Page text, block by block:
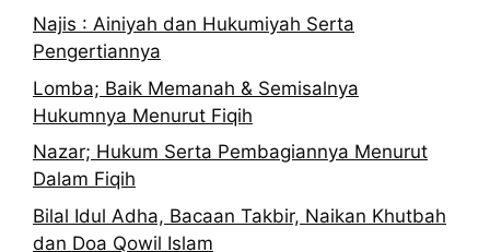
Najis : Ainiyah dan Hukumiyah Serta
Pengertiannya
Lomba; Baik Memanah & Semisalnya
Hukumnya Menurut Fiqih
Nazar; Hukum Serta Pembagiannya Menurut
Dalam Fiqih
Bilal Idul Adha, Bacaan Takbir, Naikan Khutbah
dan Doa Qowil Islam